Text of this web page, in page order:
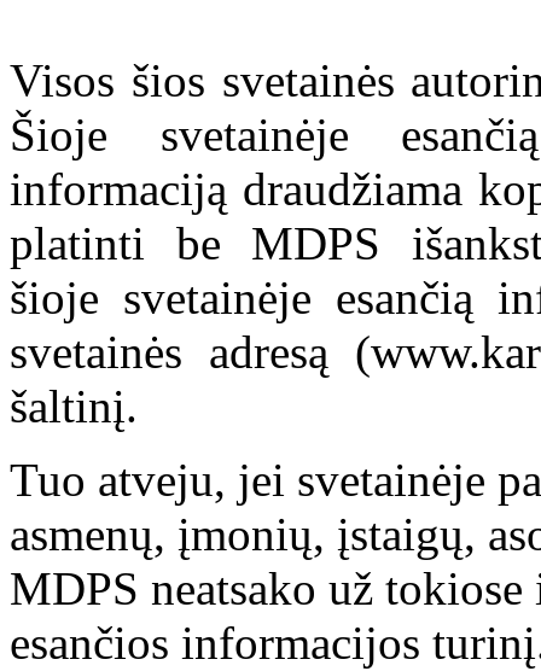
Visos šios svetainės
Šioje svetainėje
informaciją draudžiama
platinti be MDPS
šioje svetainėje esančią
svetainės adresą
šaltinį.
Tuo atveju, jei svetainėje
asmenų, įmonių, įstaigų,
MDPS neatsako už tokiose
esančios informacijos